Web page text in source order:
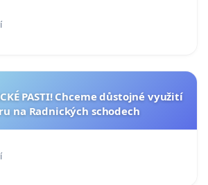
PASTI! Chceme důstojné využití
na Radnických schodech